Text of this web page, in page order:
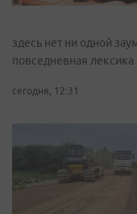
здесь нет ни одной
повседневная лексика
сегодня, 12:31